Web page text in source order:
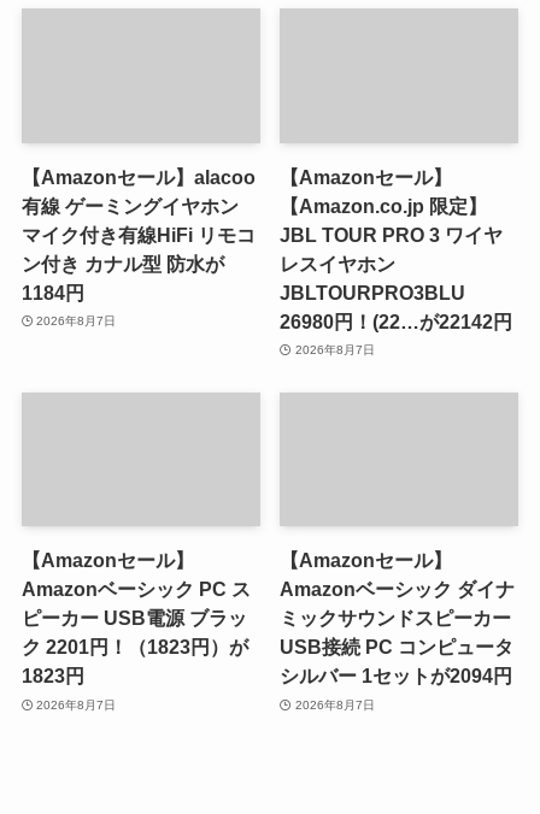
【Amazonセール】alacoo
有線 ゲーミングイヤホン
マイク付き有線HiFi リモコ
ン付き カナル型 防水が
1184円
2026年8月7日
【Amazonセール】
【Amazon.co.jp 限定】
JBL TOUR PRO 3 ワイヤ
レスイヤホン
JBLTOURPRO3BLU
26980円！(22…が22142円
2026年8月7日
【Amazonセール】
Amazonベーシック PC ス
ピーカー USB電源 ブラッ
ク 2201円！（1823円）が
1823円
2026年8月7日
【Amazonセール】
Amazonベーシック ダイナ
ミックサウンドスピーカー
USB接続 PC コンピュータ
シルバー 1セットが2094円
2026年8月7日